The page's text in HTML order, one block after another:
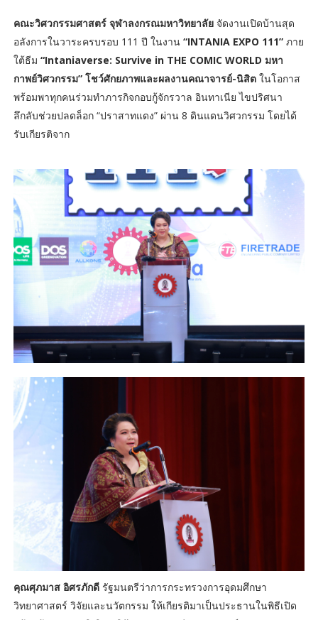
คณะวิศวกรรมศาสตร์ จุฬาลงกรณมหาวิทยาลัยจัดงานเปิดบ้านสุด
อลังการในวาระครบรอบ 111 ปี ในงาน“INTANIA EXPO 111”ภาย
ใต้ธีม “Intaniaverse: Survive in THE COMIC WORLD มหา
กาพย์วิศวกรรม” โชว์ศักยภาพและผลงานคณาจารย์-นิสิตในโอกาส
พร้อมพาทุกคนร่วมทำภารกิจกอบกู้จักรวาล อินทาเนีย ไขปริศนา
ลึกลับช่วยปลดล็อก “ปราสาทแดง” ผ่าน 8 ดินแดนวิศวกรรม โดยได้
รับเกียรติจาก
คุณศุภมาส อิศรภักดี รัฐมนตรีว่าการกระทรวงการอุดมศึกษา
วิทยาศาสตร์ วิจัยและนวัตกรรม ให้เกียรติมาเป็นประธานในพิธีเปิด